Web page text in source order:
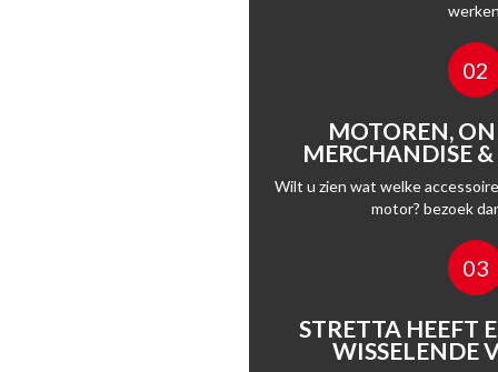
02
MOTOREN,
MERCHANDISE &
Wilt u zien wat welke
motor? bezoek
03
STRETTA HEEFT
WISSELENDE